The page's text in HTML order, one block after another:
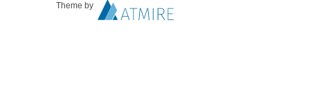
Theme by